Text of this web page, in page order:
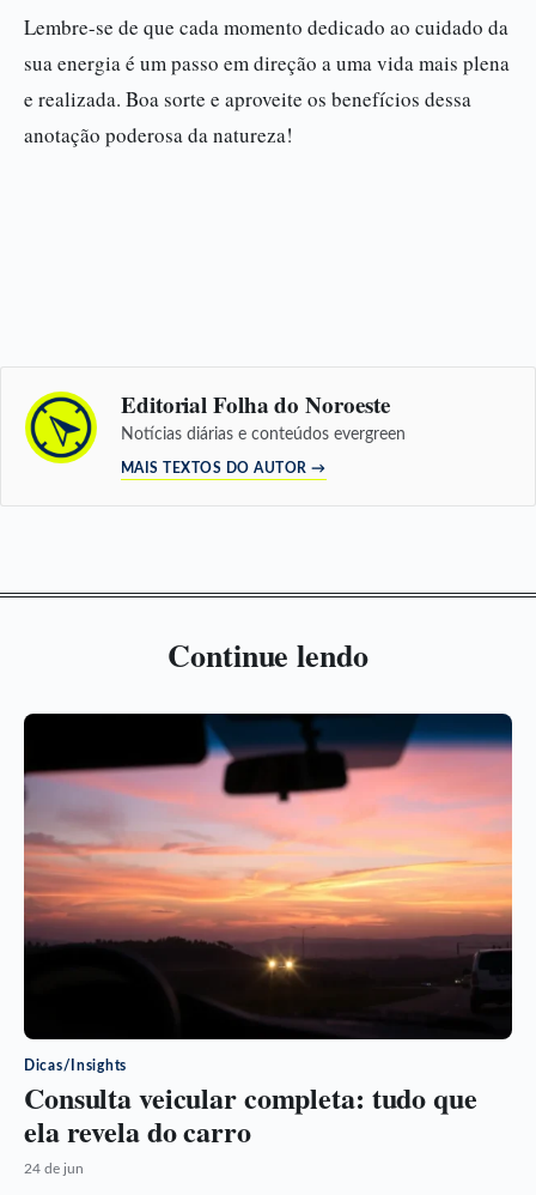
Lembre-se de que cada momento dedicado ao cuidado da
sua energia é um passo em direção a uma vida mais plena
e realizada. Boa sorte e aproveite os benefícios dessa
anotação poderosa da natureza!
Editorial Folha do Noroeste
Notícias diárias e conteúdos evergreen
MAIS TEXTOS DO AUTOR →
Continue lendo
Dicas/Insights
Consulta veicular completa: tudo que
ela revela do carro
24 de jun